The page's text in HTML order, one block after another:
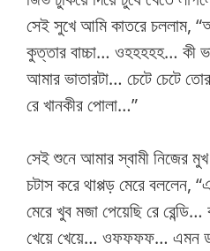
সেই সুখে আমি কাতরে চললাম,
কুত্তার বাচ্চা… ওহহহহহ… কী
আমার ভাতারটা… চেটে চেটে
রে খানকীর পোলা…”
সেই শুনে আমার স্বামী নিজের
চটাস করে থাপ্পড় মেরে
মেরে খুব মজা পেয়েছি রে
খেয়ে খেয়ে… ওফফফফ… এমন